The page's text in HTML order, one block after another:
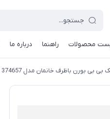
محصولات راهنما درباره ما
بی بورن باظرف خانمان مدل 374657